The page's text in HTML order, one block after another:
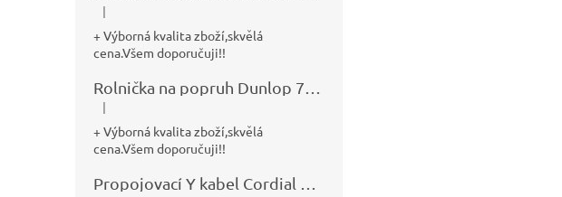
Hodnocení produktu je 5 z 5 hvězdiček.
|
+ Výborná kvalita zboží,skvělá
cena.Všem doporučuji!!
Hodnocení produktu je 5 z 5 hvězdiček.
|
+ Výborná kvalita zboží,skvělá
cena.Všem doporučuji!!